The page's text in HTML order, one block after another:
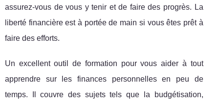
assurez-vous de vous y tenir et de faire des progrès. La
liberté financière est à portée de main si vous êtes prêt à
faire des efforts.
Un excellent outil de formation pour vous aider à tout
apprendre sur les finances personnelles en peu de
temps. Il couvre des sujets tels que la budgétisation,